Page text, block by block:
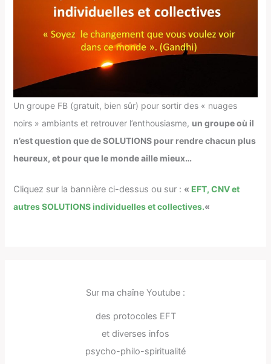
Un groupe FB (gratuit, bien sûr) pour sortir des « nuages
noirs » ambiants et retrouver l’enthousiasme, un groupe où il
n’est question que de SOLUTIONS pour rendre chacun plus
heureux, et pour que le monde aille mieux…
Cliquez sur la bannière ci-dessus ou sur : « EFT, CNV et
autres SOLUTIONS individuelles et collectives.«
Sur ma chaîne Youtube :
des protocoles EFT
et diverses infos
psycho-philo-spiritualité